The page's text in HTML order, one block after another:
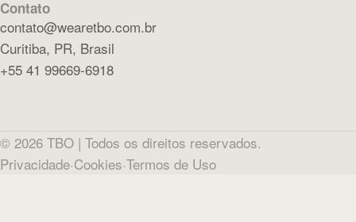
Contato
contato@wearetbo.com.br
Curitiba, PR, Brasil
+55 41 99669-6918
© 2026 TBO | Todos os direitos reservados.
Privacidade·Cookies·Termos de Uso